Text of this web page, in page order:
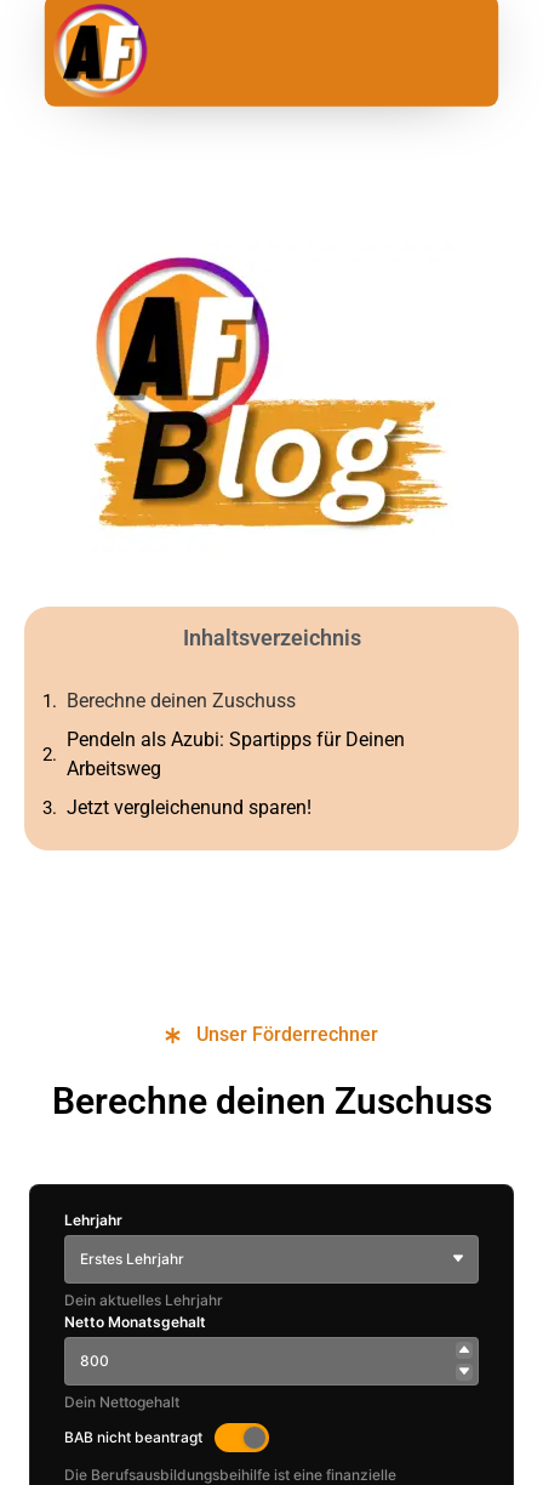
Inhaltsverzeichnis
Berechne deinen Zuschuss
Pendeln als Azubi: Spartipps für Deinen
Arbeitsweg
Jetzt vergleichenund sparen!
Unser Förderrechner
Berechne deinen Zuschuss
Lehrjahr
Erstes Lehrjahr
Dein aktuelles Lehrjahr
Netto Monatsgehalt
Dein Nettogehalt
BAB nicht beantragt
Die Berufsausbildungsbeihilfe ist eine finanzielle